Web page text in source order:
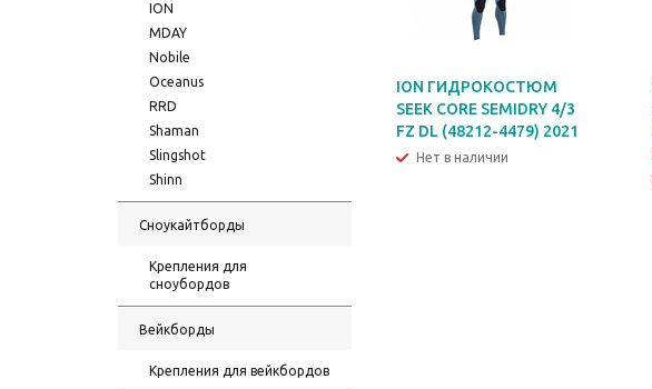
ION
MDAY
Nobile
Oceanus
RRD
Shaman
Slingshot
Shinn
Сноукайтборды
Крепления для
сноубордов
Вейкборды
Крепления для вейкбордов
ION ГИДРОКОСТЮМ
SEEK CORE SEMIDRY 4/3
FZ DL (48212-4479) 2021
Нет в наличии